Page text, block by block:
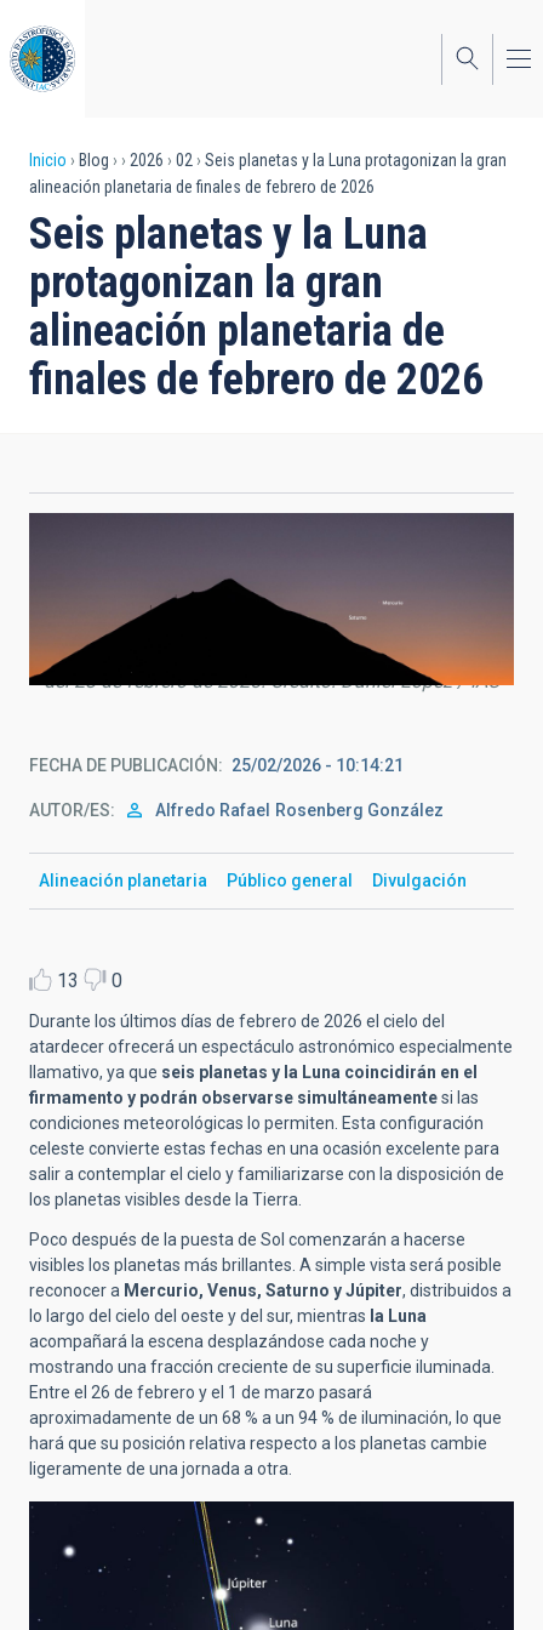
al
contenido
principal
Sobrescribir
enlaces
de
ayuda
a
la
Inicio Blog 2026 02
Seis planetas y la Luna protagonizan la gran
alineación planetaria de finales de febrero de 2026
Seis planetas y la Luna
protagonizan la gran
alineación planetaria de
finales de febrero de 2026
Detalle de Mercurio y Saturno tras la puesta de Sol con
el Teide en primer plano durante la alineación planetaria
del 28 de febrero de 2025. Crédito: Daniel López / IAC
FECHA DE PUBLICACIÓN 25/02/2026 - 10:14:21
AUTOR/ES Alfredo Rafael Rosenberg González
Alineación planetaria Público general Divulgación
13 0
Durante los últimos días de febrero de 2026 el cielo del
atardecer ofrecerá un espectáculo astronómico especialmente
llamativo, ya que seis planetas y la Luna coincidirán en el
firmamento y podrán observarse simultáneamentesi las
condiciones meteorológicas lo permiten. Esta configuración
celeste convierte estas fechas en una ocasión excelente para
salir a contemplar el cielo y familiarizarse con la disposición de
los planetas visibles desde la Tierra.
Poco después de la puesta de Sol comenzarán a hacerse
visibles los planetas más brillantes. A simple vista será posible
reconocer a Mercurio, Venus, Saturno y Júpiter, distribuidos a
lo largo del cielo del oeste y del sur, mientras la Luna
acompañará la escena desplazándose cada noche y
mostrando una fracción creciente de su superficie iluminada.
Entre el 26 de febrero y el 1 de marzo pasará
aproximadamente de un 68 % a un 94 % de iluminación, lo que
hará que su posición relativa respecto a los planetas cambie
ligeramente de una jornada a otra.